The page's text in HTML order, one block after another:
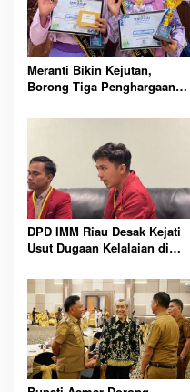
Meranti Bikin Kejutan,
Borong Tiga Penghargaan
DPD IMM Riau Desak Kejati
Usut Dugaan Kelalaian di
Blackout Besar